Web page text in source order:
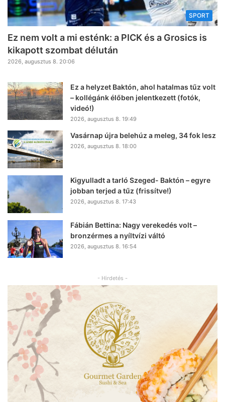
SPORT
Ez nem volt a mi esténk: a PICK és a Grosics is
kikapott szombat délután
2026, augusztus 8. 20:06
Ez a helyzet Baktón, ahol hatalmas tűz volt
– kollégánk élőben jelentkezett (fotók,
videó!)
2026, augusztus 8. 19:49
Vasárnap újra belehúz a meleg, 34 fok lesz
2026, augusztus 8. 18:00
Kigyulladt a tarló Szeged- Baktón – egyre
jobban terjed a tűz (frissítve!)
2026, augusztus 8. 17:43
Fábián Bettina: Nagy verekedés volt –
bronzérmes a nyíltvízi váltó
2026, augusztus 8. 16:54
- Hirdetés -